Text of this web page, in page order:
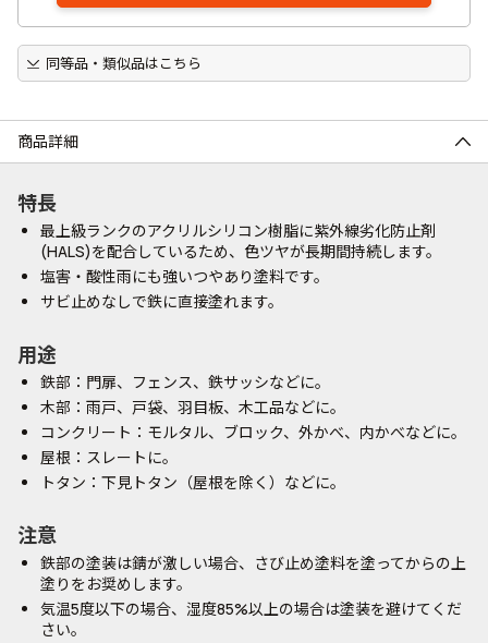
同等品・類似品はこちら
商品詳細
特長
最上級ランクのアクリルシリコン樹脂に紫外線劣化防止剤
(HALS)を配合しているため、色ツヤが長期間持続します。
塩害・酸性雨にも強いつやあり塗料です。
サビ止めなしで鉄に直接塗れます。
用途
鉄部：門扉、フェンス、鉄サッシなどに。
木部：雨戸、戸袋、羽目板、木工品などに。
コンクリート：モルタル、ブロック、外かべ、内かべなどに。
屋根：スレートに。
トタン：下見トタン（屋根を除く）などに。
注意
鉄部の塗装は錆が激しい場合、さび止め塗料を塗ってからの上
塗りをお奨めします。
気温5度以下の場合、湿度85%以上の場合は塗装を避けてくだ
さい。